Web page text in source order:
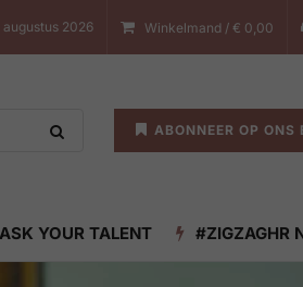
2026 Winkelmand / € 0,00
ABONNEER OP ONS
YOUR TALENT #ZIGZAGHR